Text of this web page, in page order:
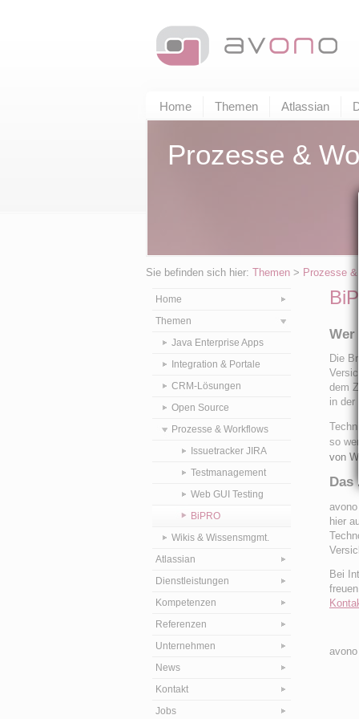
Home Themen Atlassian
Prozesse &
Sie befinden sich hier: Themen > Prozesse &
Home
Themen
Java Enterprise Apps
Integration & Portale
CRM-Lösungen
Open Source
Prozesse & Workflows
Issuetracker JIRA
Testmanagement
Web GUI Testing
BiPRO
Wikis & Wissensmgmt.
Atlassian
Dienstleistungen
Kompetenzen
Referenzen
Unternehmen
News
Kontakt
Jobs
Wer
Die
dem
in der
so
von
Das
hier
Bei